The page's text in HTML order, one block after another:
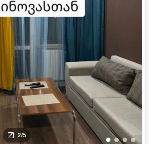
• •••
2/5